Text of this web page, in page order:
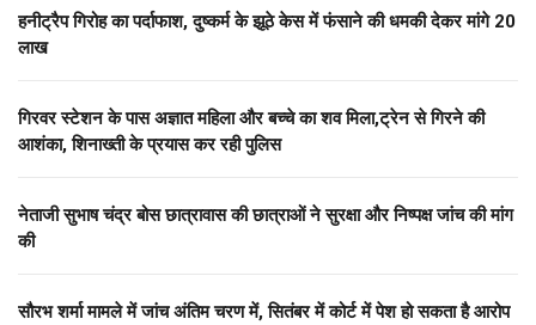
हनीट्रैप गिरोह का पर्दाफाश, दुष्कर्म के झूठे केस में फंसाने की धमकी देकर मांगे 20
लाख
गिरवर स्टेशन के पास अज्ञात महिला और बच्चे का शव मिला,ट्रेन से गिरने की
आशंका, शिनाख्ती के प्रयास कर रही पुलिस
नेताजी सुभाष चंद्र बोस छात्रावास की छात्राओं ने सुरक्षा और निष्पक्ष जांच की मांग
की
सौरभ शर्मा मामले में जांच अंतिम चरण में, सितंबर में कोर्ट में पेश हो सकता है आरोप